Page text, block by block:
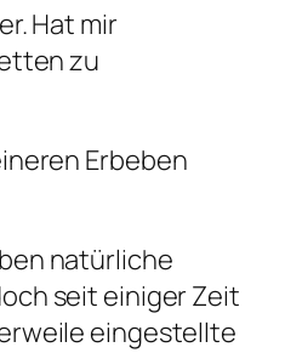
Hat mir
zu
Erbeben
natürliche
seit einiger Zeit
eingestellte